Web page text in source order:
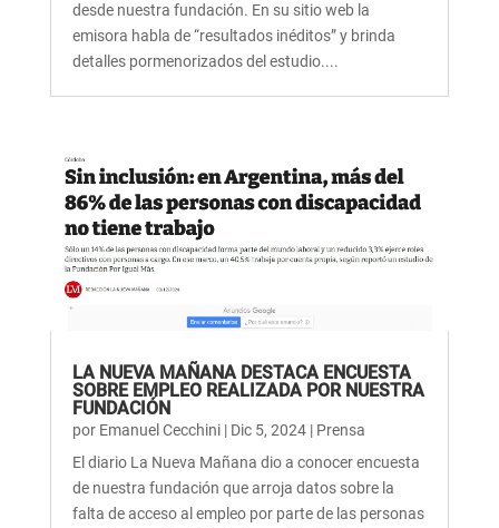
desde nuestra fundación. En su sitio web la
emisora habla de “resultados inéditos” y brinda
detalles pormenorizados del estudio....
LA NUEVA MAÑANA DESTACA ENCUESTA
SOBRE EMPLEO REALIZADA POR NUESTRA
FUNDACIÓN
por Emanuel Cecchini| Dic 5, 2024| Prensa
El diario La Nueva Mañana dio a conocer encuesta
de nuestra fundación que arroja datos sobre la
falta de acceso al empleo por parte de las personas